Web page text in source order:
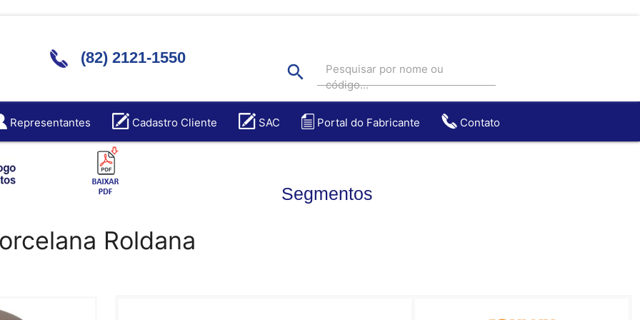
(82) 2121-1550
search
Pesquisar por nome ou
código...
Representantes Cadastro Cliente SAC Portal do Fabricante Contato
Segmentos
Roldana